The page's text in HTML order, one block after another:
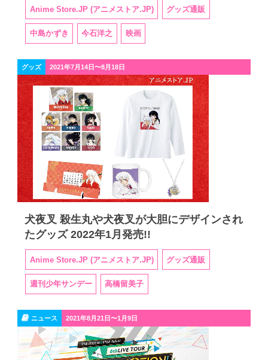
Anime Store.JP (アニメストア.JP) グッズ通販
中島かずき 今石洋之 映画
グッズ 2021年7月14日〜8月18日
犬夜叉 殺生丸や犬夜叉が大胆にデザインされ
たグッズ 2022年1月発売!!
Anime Store.JP (アニメストア.JP) グッズ通販
週刊少年サンデー 高橋留美子
ニュース 2021年8月21日〜1月9日